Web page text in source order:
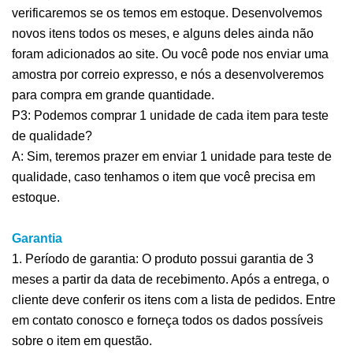
verificaremos se os temos em estoque. Desenvolvemos
novos itens todos os meses, e alguns deles ainda não
foram adicionados ao site. Ou você pode nos enviar uma
amostra por correio expresso, e nós a desenvolveremos
para compra em grande quantidade.
P3: Podemos comprar 1 unidade de cada item para teste
de qualidade?
A: Sim, teremos prazer em enviar 1 unidade para teste de
qualidade, caso tenhamos o item que você precisa em
estoque.
Garantia
1. Período de garantia: O produto possui garantia de 3
meses a partir da data de recebimento. Após a entrega, o
cliente deve conferir os itens com a lista de pedidos. Entre
em contato conosco e forneça todos os dados possíveis
sobre o item em questão.